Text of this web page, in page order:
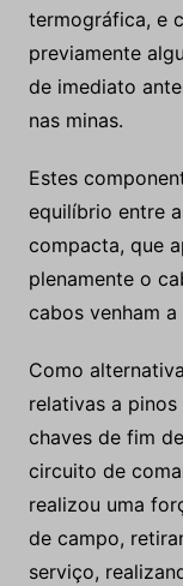
termográfica, e
previamente
de imediato
nas minas.
Estes
equilíbrio entre
compacta, que
plenamente o
cabos venham a
Como
relativas a
chaves de fim
circuito de
realizou uma
de campo,
serviço,